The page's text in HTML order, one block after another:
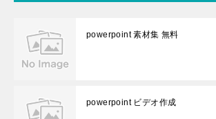
powerpoint 素材集 無料
powerpoint ビデオ作成